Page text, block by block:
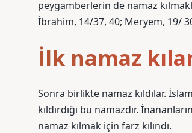
peygamberlerin de namaz
İbrahim, 14/37, 40; Meryem, 19/
İlk namaz
Sonra birlikte namaz kıldılar.
kıldırdığı bu namazdır.
namaz kılmak için farz kılındı.